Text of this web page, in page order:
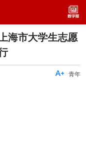
海市大学生志愿
青年
